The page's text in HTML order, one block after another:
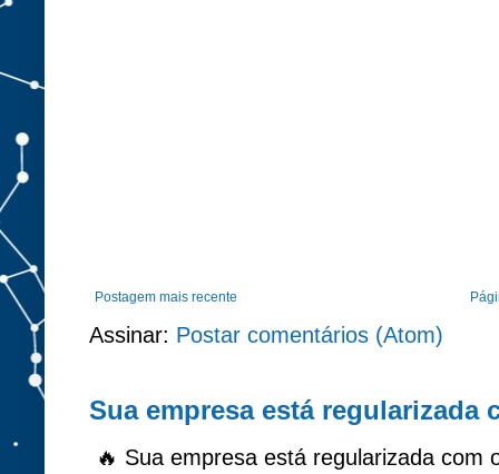
Postagem mais recente
Assinar: Postar comentários (Atom)
Sua empresa está regularizada
🔥 Sua empresa está regularizada com